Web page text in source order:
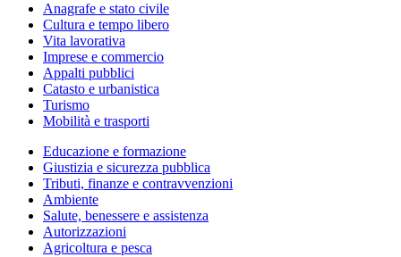
Anagrafe e stato civile
Cultura e tempo libero
Vita lavorativa
Imprese e commercio
Appalti pubblici
Catasto e urbanistica
Turismo
Mobilità e trasporti
Educazione e formazione
Giustizia e sicurezza pubblica
Tributi, finanze e contravvenzioni
Ambiente
Salute, benessere e assistenza
Autorizzazioni
Agricoltura e pesca